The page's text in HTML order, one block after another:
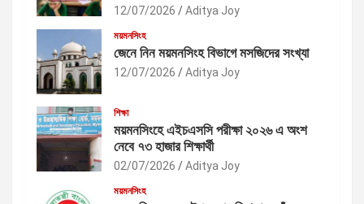
12/07/2026 Aditya Joy
ময়মনসিংহ
জেনে নিন ময়মনসিংহ বিভাগে মসজিদের সংখ্যা
12/07/2026 Aditya Joy
শিক্ষা
ময়মনসিংহে এইচএসসি পরীক্ষা ২০২৬ এ অংশ
নেবে ৭৩ হাজার শিক্ষার্থী
02/07/2026 Aditya Joy
ময়মনসিংহ